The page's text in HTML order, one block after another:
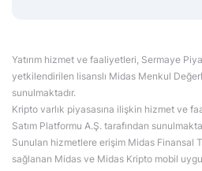
Yatırım hizmet ve faaliyetleri, Sermaye
yetkilendirilen lisanslı Midas Menkul
sunulmaktadır.
Kripto varlık piyasasına ilişkin hizmet ve
Satım Platformu A.Ş. tarafından
Sunulan hizmetlere erişim Midas Finansal
sağlanan Midas ve Midas Kripto mobil